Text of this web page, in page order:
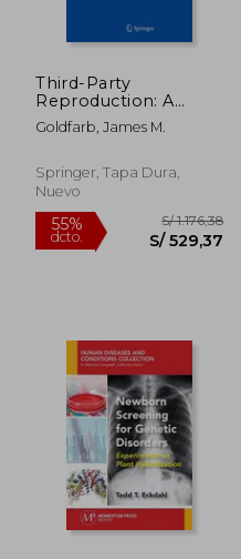
55%
dcto.
S/ 814,20
S/ 366,39
Third-Party
Reproduction: A
Comprehensive
Guide (en Inglés)
Goldfarb, James M.
Springer, Tapa Dura,
Nuevo